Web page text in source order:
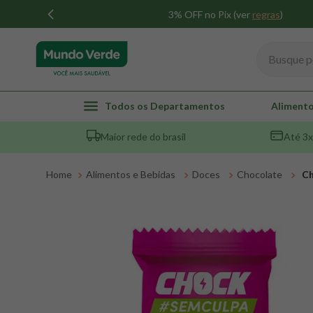
3% OFF no Pix (ver regras)
Todos os Departamentos
Maior rede do brasil Até
Alimentos e Bebidas Doces Chocolate
TERMOS MAIS BUSCADOS
1º whey
2º creatina
pacco
snack proteico mundo verde
maca peruana
psyllium